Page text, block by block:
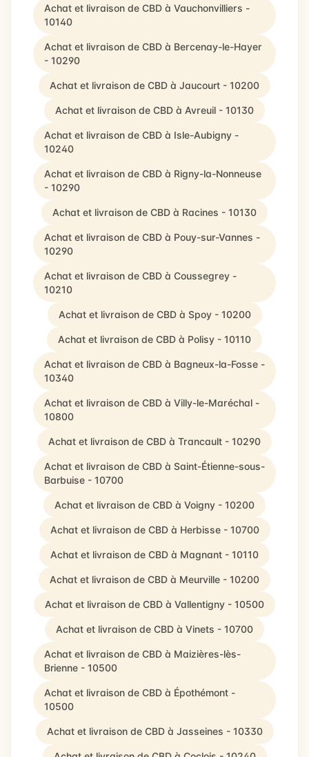
Achat et livraison de CBD à Vauchonvilliers -
10140
Achat et livraison de CBD à Bercenay-le-Hayer
- 10290
Achat et livraison de CBD à Jaucourt - 10200
Achat et livraison de CBD à Avreuil - 10130
Achat et livraison de CBD à Isle-Aubigny -
10240
Achat et livraison de CBD à Rigny-la-Nonneuse
- 10290
Achat et livraison de CBD à Racines - 10130
Achat et livraison de CBD à Pouy-sur-Vannes -
10290
Achat et livraison de CBD à Coussegrey -
10210
Achat et livraison de CBD à Spoy - 10200
Achat et livraison de CBD à Polisy - 10110
Achat et livraison de CBD à Bagneux-la-Fosse -
10340
Achat et livraison de CBD à Villy-le-Maréchal -
10800
Achat et livraison de CBD à Trancault - 10290
Achat et livraison de CBD à Saint-Étienne-sous-
Barbuise - 10700
Achat et livraison de CBD à Voigny - 10200
Achat et livraison de CBD à Herbisse - 10700
Achat et livraison de CBD à Magnant - 10110
Achat et livraison de CBD à Meurville - 10200
Achat et livraison de CBD à Vallentigny - 10500
Achat et livraison de CBD à Vinets - 10700
Achat et livraison de CBD à Maizières-lès-
Brienne - 10500
Achat et livraison de CBD à Épothémont -
10500
Achat et livraison de CBD à Jasseines - 10330